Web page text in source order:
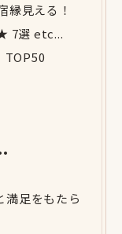
縁見える！
7選 etc...
TOP50
満足をもたら